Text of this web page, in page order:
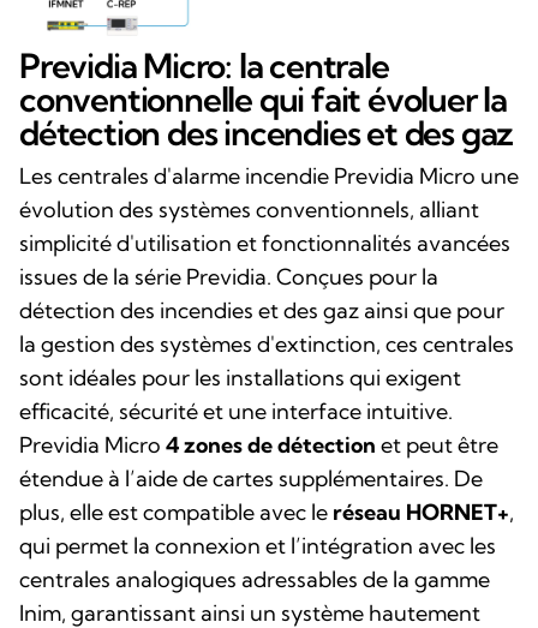
Previdia Micro: la centrale
conventionnelle qui fait évoluer la
détection des incendies et des gaz
Les centrales d'alarme incendie Previdia Micro une
évolution des systèmes conventionnels, alliant
simplicité d'utilisation et fonctionnalités avancées
issues de la série Previdia. Conçues pour la
détection des incendies et des gaz ainsi que pour
la gestion des systèmes d'extinction, ces centrales
sont idéales pour les installations qui exigent
efficacité, sécurité et une interface intuitive.
Previdia Micro 4 zones de détection et peut être
étendue à l’aide de cartes supplémentaires. De
plus, elle est compatible avec le réseau HORNET+,
qui permet la connexion et l’intégration avec les
centrales analogiques adressables de la gamme
Inim, garantissant ainsi un système hautement